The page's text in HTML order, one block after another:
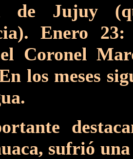
de Jujuy
Enero
Coronel
los meses
sufrió